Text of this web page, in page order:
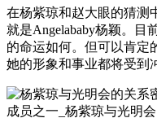
在杨紫琼和赵大眼的猜测
就是Angelababy杨颖。目
的命运如何。但可以肯定
她的形象和事业都将受到